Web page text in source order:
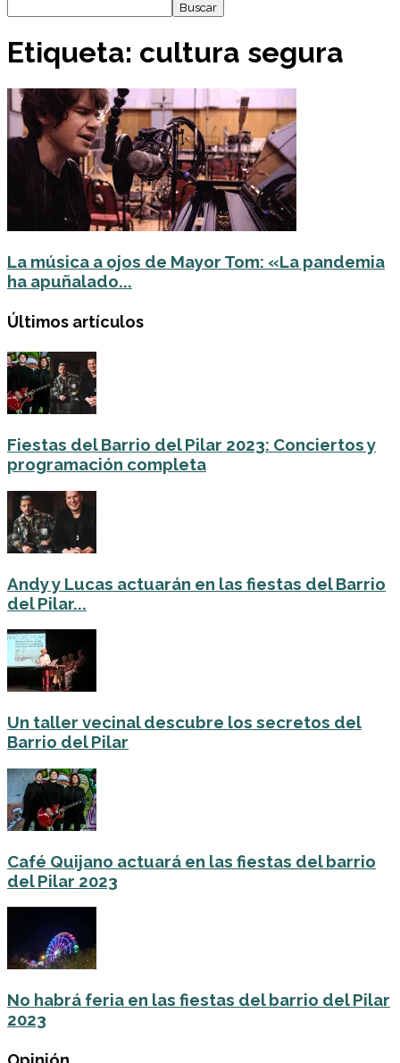
Etiqueta: cultura segura
La música a ojos de Mayor Tom: «La pandemia
ha apuñalado...
Últimos artículos
Fiestas del Barrio del Pilar 2023: Conciertos y
programación completa
Andy y Lucas actuarán en las fiestas del Barrio
del Pilar...
Un taller vecinal descubre los secretos del
Barrio del Pilar
Café Quijano actuará en las fiestas del barrio
del Pilar 2023
No habrá feria en las fiestas del barrio del Pilar
2023